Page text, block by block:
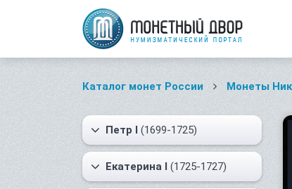
Каталог монет России Монеты
Петр I (1699-1725)
Екатерина I (1725-1727)